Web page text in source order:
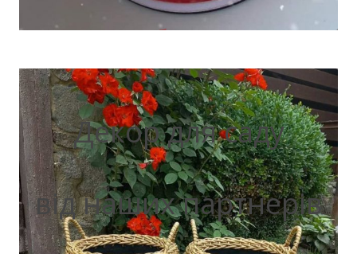
Декор для саду
від наших партнерів